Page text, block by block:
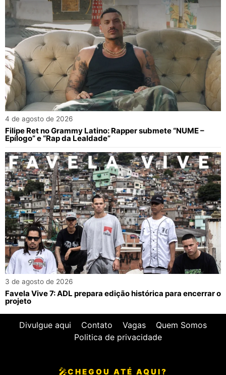
4 de agosto de 2026
Filipe Ret no Grammy Latino: Rapper submete “NUME –
Epílogo” e “Rap da Lealdade”
3 de agosto de 2026
Favela Vive 7: ADL prepara edição histórica para encerrar o
projeto
Divulgue aqui Contato Vagas
Quem Somos
Politica de privacidade
🎤CHEGOU ATÉ AQUI?